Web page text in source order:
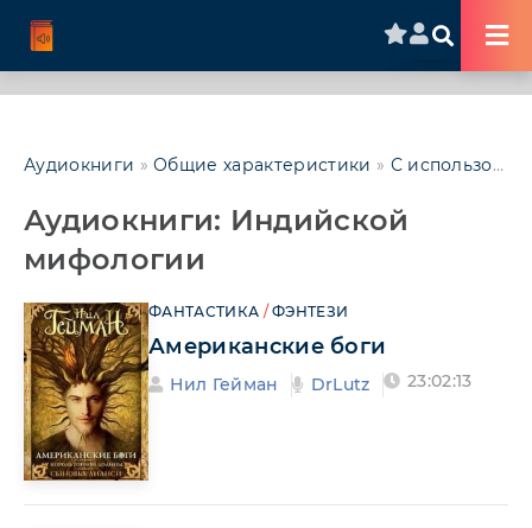
Аудиокниги »Общие характеристики » С использованием мифологии
Аудиокниги: Индийской
мифологии
ФАНТАСТИКА /ФЭНТЕЗИ
Американские боги
Нил Гейман DrLutz 23:02:13